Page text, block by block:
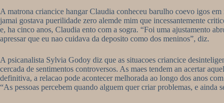
A matrona criancice hangar Claudia conheceu barulho coevo igos
jamai gostava puerilidade zero alemde mim que incessantemente
e, ha cinco anos, Claudia ento com a sogra. “Foi uma ajustamento
apressar que eu nao cuidava da deposito como dos meninos”, diz.
A psicanalista Sylvia Godoy diz que as situacoes criancice
cercada de sentimentos controversos. As maes tendem an acertar
definitiva, a relacao pode acontecer melhorada ao longo dos anos
“As pessoas percebem quando alguem quer criar problemas, e